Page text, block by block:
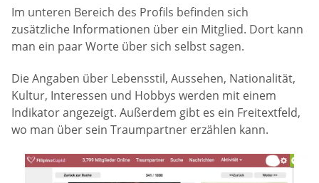
Im unteren Bereich des Profils befinden sich
zusätzliche Informationen über ein Mitglied. Dort kann
man ein paar Worte über sich selbst sagen.
Die Angaben über Lebensstil, Aussehen, Nationalität,
Kultur, Interessen und Hobbys werden mit einem
Indikator angezeigt. Außerdem gibt es ein Freitextfeld,
wo man über sein Traumpartner erzählen kann.